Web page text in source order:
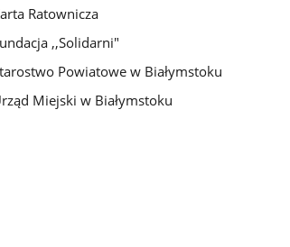
Ratownicza
,,Solidarni"
Powiatowe w Białymstoku
Miejski w Białymstoku